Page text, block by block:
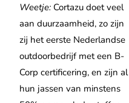
Weetje: Cortazu doet veel
aan duurzaamheid, zo zijn
zij het eerste Nederlandse
outdoorbedrijf met een B-
Corp certificering, en zijn al
hun jassen van minstens